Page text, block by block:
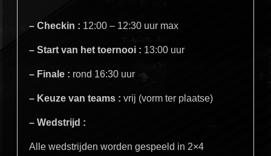
– Checkin : 12:00 – 12:30 uur max
– Start van het toernooi : 13:00 uur
– Finale : rond 16:30 uur
– Keuze van teams : vrij (vorm ter plaatse)
– Wedstrijd :
Alle wedstrijden worden gespeeld in 2×4